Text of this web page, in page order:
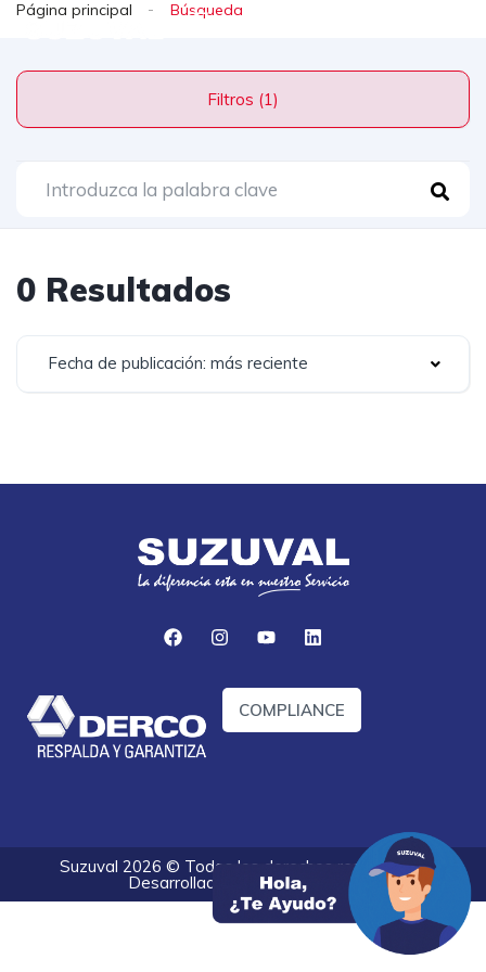
Página principal
Filtros (1)
0 Resultados
Fecha de publicación: más reciente
COMPLIANCE
Suzuval 2026 © Todos los derechos reservados.
Desarrollado por Optify Digital